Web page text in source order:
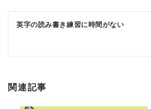
ン
英字の読み書き練習に時間がない
関連記事